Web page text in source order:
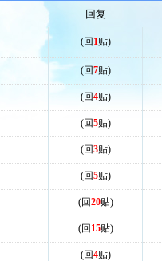
回复
(回 1贴)
(回7贴)
(回4贴)
(回5贴)
(回3贴)
(回5贴)
(回20贴)
(回 15贴)
(回4贴)